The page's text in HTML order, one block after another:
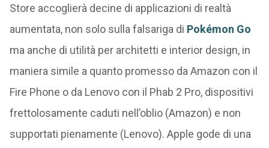
Store accoglierà decine di applicazioni di realtà
aumentata, non solo sulla falsariga di Pokémon Go
ma anche di utilità per architetti e interior design, in
maniera simile a quanto promesso da Amazon con il
Fire Phone o da Lenovo con il Phab 2 Pro, dispositivi
frettolosamente caduti nell’oblio (Amazon) e non
supportati pienamente (Lenovo). Apple gode di una